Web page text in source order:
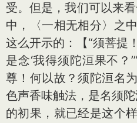
受。但是，我们可以来
中，〈一相无相分〉之
这么开示的：【“须菩提
是念‘我得须陀洹果不？
尊！何以故？须陀洹名
色声香味触法，是名须
的初果，就已经是这个